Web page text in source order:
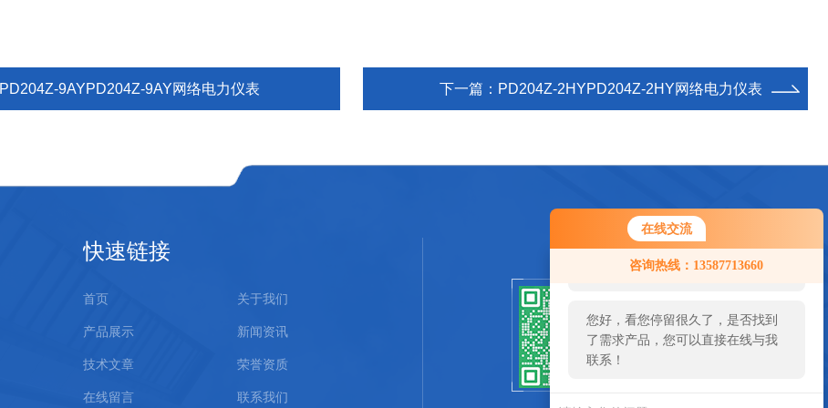
在线交流
咨询热线：13587713660
您好！欢迎前来咨询，很高兴为您
服务，请问您要咨询什么问题呢？
您好，看您停留很久了，是否找到
了需求产品，您可以直接在线与我
联系！
PD204Z-9AYPD204Z-9AY网络电力仪表 下一篇： PD204Z-2HYPD204Z-2HY网络电力仪表
快速链接
首页 关于我们
产品展示 新闻资讯
技术文章 荣誉资质
在线留言 联系我们
扫一扫关注我们